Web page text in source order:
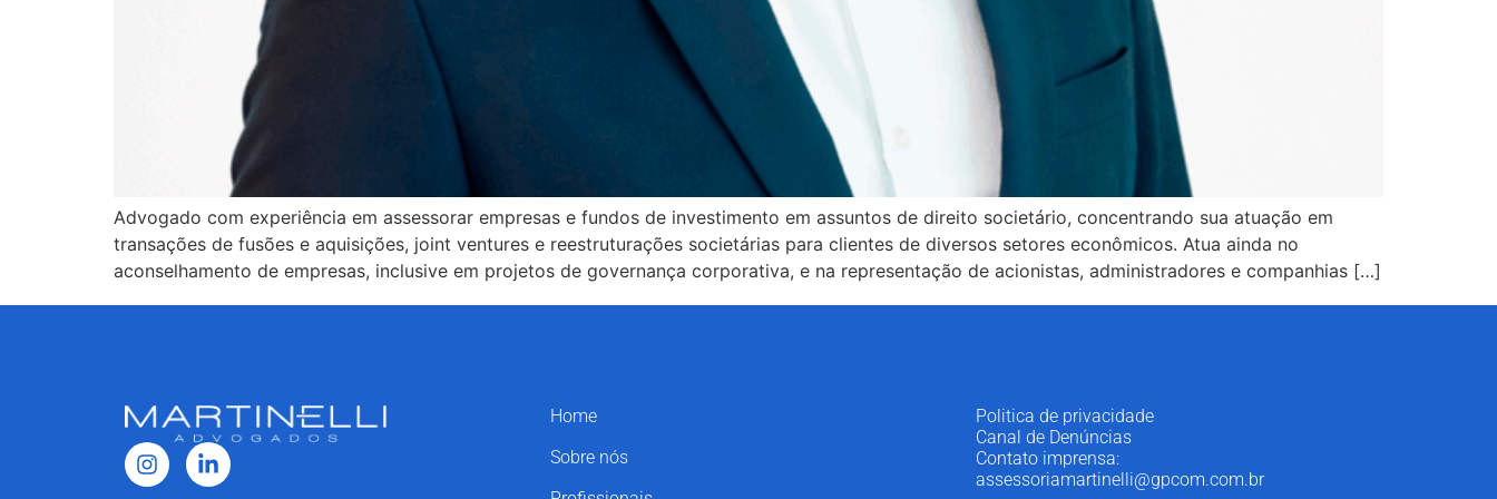
Advogado com experiência em assessorar empresas e fundos de investimento em assuntos de direito societário, concentrando sua atuação em
transações de fusões e aquisições, joint ventures e reestruturações societárias para clientes de diversos setores econômicos. Atua ainda no
aconselhamento de empresas, inclusive em projetos de governança corporativa, e na representação de acionistas, administradores e companhias […]
Home
Sobre nós
Politica de privacidade
Canal de Denúncias
Contato imprensa:
assessoriamartinelli@gpcom.com.br